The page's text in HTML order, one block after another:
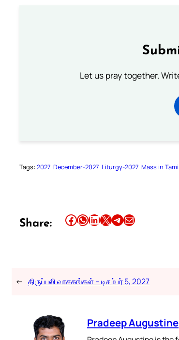
Let us pray together.
Tags: 2027 December-2027 Liturgy-2027 Mass in Tamil
Share: Share this article on Facebook Share this article on WhatsApp Share this article on LinkedIn Share this article on X Share this article on TelegramEmail this Article
← திருப்பலி வாசகங்கள் – டிசம்பர் 5, 2027
Pradeep Augustine